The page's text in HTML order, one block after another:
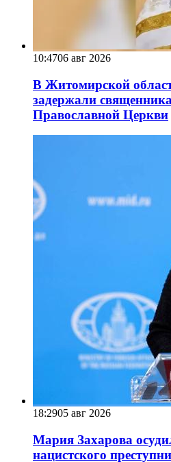
10:4706 авг 2026
В Житомирской
задержали
Православной Церкви
18:2905 авг 2026
Мария Захарова
нацистского